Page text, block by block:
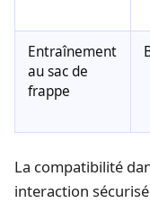
Entraînement
au sac de
frappe
La compatibilité
interaction